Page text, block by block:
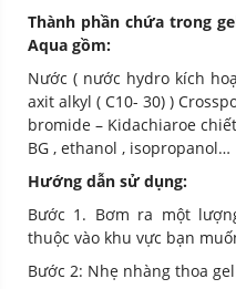
Thành phần chứa trong
Aqua gồm:
Nước ( nước hydro kích
axit alkyl ( C10- 30) )
bromide – Kidachiaroe
BG , ethanol , isopropanol…
Hướng dẫn sử dụng:
Bước 1. Bơm ra một
thuộc vào khu vực bạn
Bước 2: Nhẹ nhàng thoa